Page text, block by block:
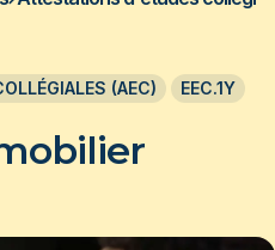
Montpetit est
de ses
de
(AEC) EEC.1Y